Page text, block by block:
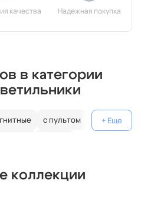
в категории
с пультом
лофт
для шкафа
шар
коллекции